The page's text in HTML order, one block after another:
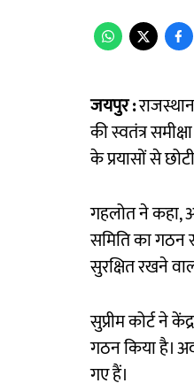
जयपुर :
की स्वतंत्र
के प्रयासों से
गहलोत ने कहा,
समिति का गठन
सुरक्षित रखने
सुप्रीम कोर्ट ने
गठन किया है।
गए हैं।